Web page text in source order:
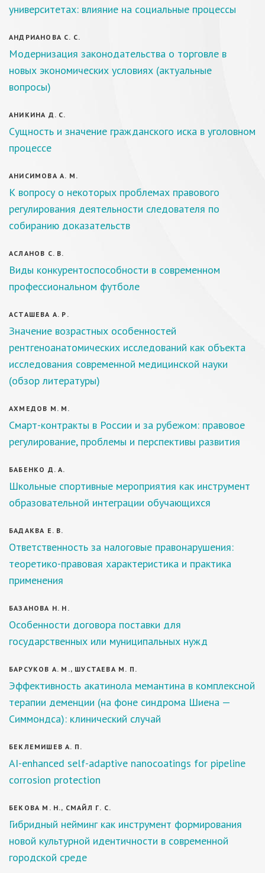
университетах: влияние на социальные процессы
АНДРИАНОВА С. С.
Модернизация законодательства о торговле в
новых экономических условиях (актуальные
вопросы)
АНИКИНА Д. С.
Сущность и значение гражданского иска в уголовном
процессе
АНИСИМОВА А. М.
К вопросу о некоторых проблемах правового
регулирования деятельности следователя по
собиранию доказательств
АСЛАНОВ С. В.
Виды конкурентоспособности в современном
профессиональном футболе
АСТАШЕВА А. Р.
Значение возрастных особенностей
рентгеноанатомических исследований как объекта
исследования современной медицинской науки
(обзор литературы)
АХМЕДОВ М. М.
Смарт-контракты в России и за рубежом: правовое
регулирование, проблемы и перспективы развития
БАБЕНКО Д. А.
Школьные спортивные мероприятия как инструмент
образовательной интеграции обучающихся
БАДАКВА Е. В.
Ответственность за налоговые правонарушения:
теоретико-правовая характеристика и практика
применения
БАЗАНОВА Н. Н.
Особенности договора поставки для
государственных или муниципальных нужд
БАРСУКОВ А. М., ШУСТАЕВА М. П.
Эффективность акатинола мемантина в комплексной
терапии деменции (на фоне синдрома Шиена —
Симмондса): клинический случай
БЕКЛЕМИШЕВ А. П.
AI-enhanced self-adaptive nanocoatings for pipeline
corrosion protection
БЕКОВА М. Н., СМАЙЛ Г. С.
Гибридный нейминг как инструмент формирования
новой культурной идентичности в современной
городской среде